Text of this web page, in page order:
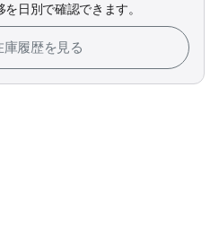
日別で確認できます。
庫履歴を見る